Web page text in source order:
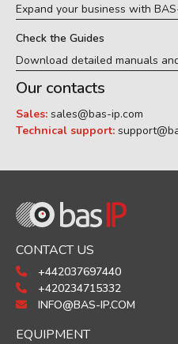
Expand your business with
Check the Guides
Download detailed manuals
Our contacts
Sales: sales@bas-ip.com
Technical support:
CONTACT US
+442037697440
+420234715332
INFO@BAS-IP.COM
EQUIPMENT